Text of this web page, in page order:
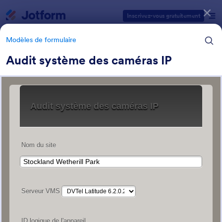
Inscrivez-vous gratuitement
Modèles de formulaire
Audit système des caméras IP
Modèles de formulaire
Formulaires abrégés
6 modèles
Catégories des modèles de formulaires